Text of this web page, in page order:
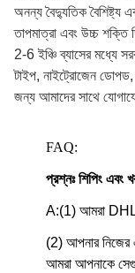
অনন্য বৈদ্যুতিক বৈশিষ্ট্য
তাপমাত্রা এবং উচ্চ
2-6 ইঞ্চি ব্যাসের মধ্যে
টাইপ, নাইট্রোজেন
জন্য আমাদের সাথে
FAQ:
প্রশ্নঃ শিপিং এবং
A:(1) আমরা
(2) আপনার নিজের
আমরা আপনাকে